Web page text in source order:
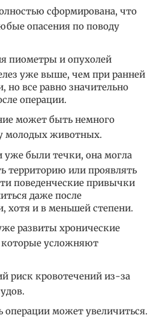
сформирована, что
опасения по поводу
пиометры и опухолей
уже выше, чем при ранней
но все равно значительно
операции.
может быть немного
молодых животных.
уже были течки, она могла
территорию или проявлять
поведенческие привычки
даже после
хотя и в меньшей степени.
развиты хронические
которые усложняют
риск кровотечений из-за
операции может увеличиться.